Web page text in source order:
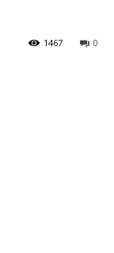
0
1467